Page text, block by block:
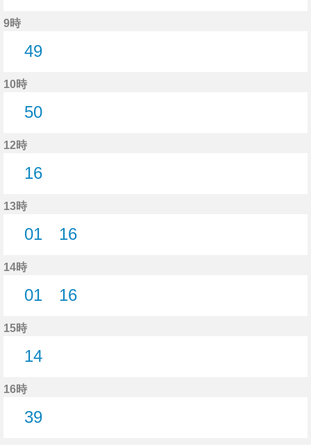
9時
49
10時
50
12時
16
13時
01
16
14時
01
16
15時
14
16時
39